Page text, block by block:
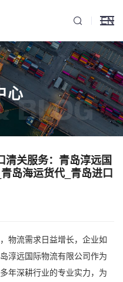
EN
心
BLOG
清关服务：青岛淳远国
岛海运货代_青岛进口
物流需求日益增长，企业如
淳远国际物流有限公司作为
年深耕行业的专业实力，为